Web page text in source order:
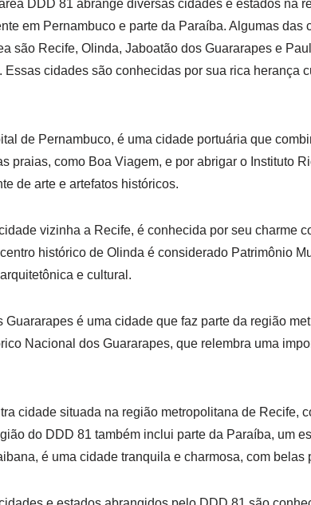
DDD 81 abrange diversas cidades e estados na
em Pernambuco e parte da Paraíba. Algumas
são Recife, Olinda, Jaboatão dos Guararapes e
Essas cidades são conhecidas por sua rica herança
de Pernambuco, é uma cidade portuária que
praias, como Boa Viagem, e por abrigar o Instituto
de arte e artefatos históricos.
vizinha a Recife, é conhecida por seu charme
histórico de Olinda é considerado Patrimônio
e cultural.
Guararapes é uma cidade que faz parte da região
Nacional dos Guararapes, que relembra uma
cidade situada na região metropolitana de Recife,
do DDD 81 também inclui parte da Paraíba, um
é uma cidade tranquila e charmosa, com